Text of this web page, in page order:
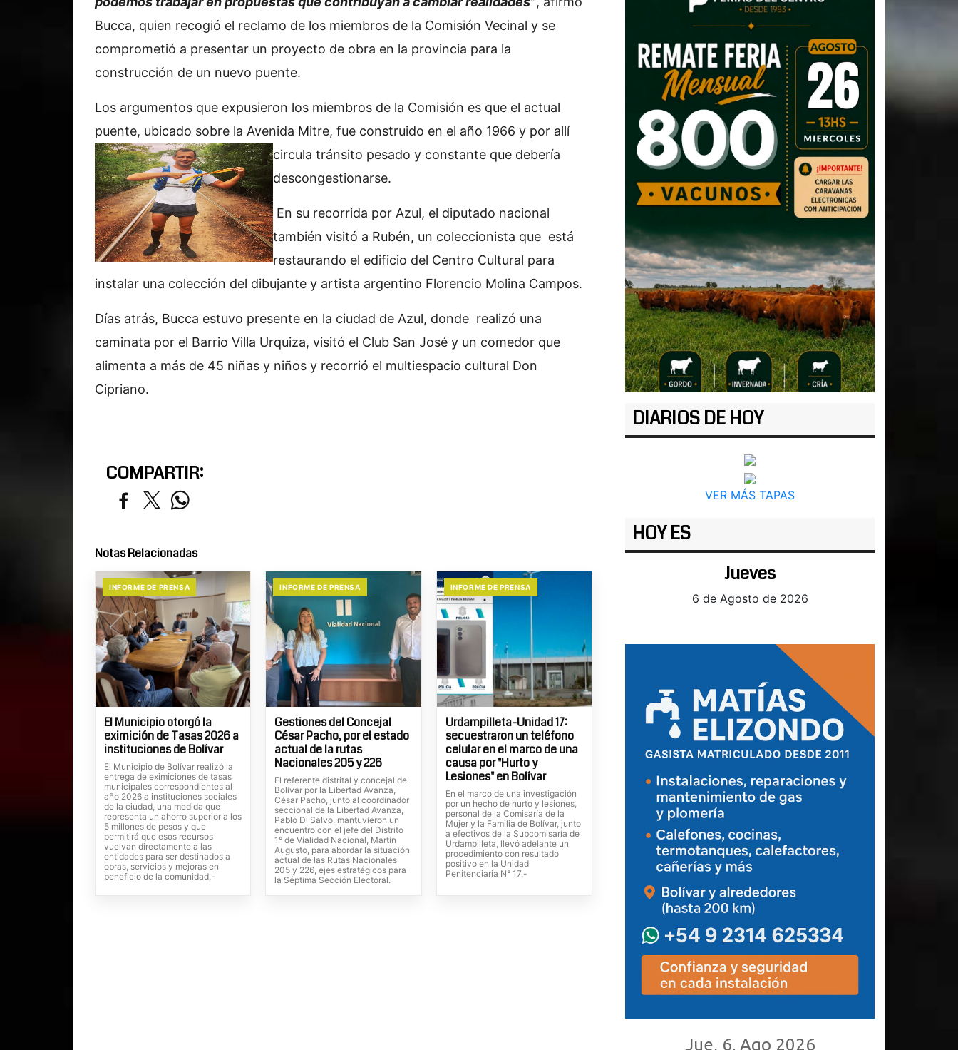
Bucca, quien recogió el reclamo de los miembros de la Comisión Vecinal y se
comprometió a presentar un proyecto de obra en la provincia para la
construcción de un nuevo puente.
Los argumentos que expusieron los miembros de la Comisión es que el actual
puente, ubicado sobre la Avenida Mitre, fue construido en el año 1966 y por allí
circula tránsito pesado y constante que debería
descongestionarse.
En su recorrida por Azul, el diputado nacional
también visitó a Rubén, un coleccionista que está
restaurando el edificio del Centro Cultural para
instalar una colección del dibujante y artista argentino Florencio Molina Campos.
Días atrás, Bucca estuvo presente en la ciudad de Azul, donde realizó una
caminata por el Barrio Villa Urquiza, visitó el Club San José y un comedor que
alimenta a más de 45 niñas y niños y recorrió el multiespacio cultural Don
Cipriano.
COMPARTIR:
Notas Relacionadas
INFORME DE PRENSA
El Municipio otorgó la
eximición de Tasas 2026 a
instituciones de Bolívar
El Municipio de Bolívar realizó la
entrega de eximiciones de tasas
municipales correspondientes al
año 2026 a instituciones sociales
de la ciudad, una medida que
representa un ahorro superior a los
5 millones de pesos y que
permitirá que esos recursos
vuelvan directamente a las
entidades para ser destinados a
obras, servicios y mejoras en
beneficio de la comunidad.-
INFORME DE PRENSA
Gestiones del Concejal
César Pacho, por el estado
actual de la rutas
Nacionales 205 y 226
El referente distrital y concejal de
Bolívar por la Libertad Avanza,
César Pacho, junto al coordinador
seccional de la Libertad Avanza,
Pablo Di Salvo, mantuvieron un
encuentro con el jefe del Distrito
1° de Vialidad Nacional, Martín
Augusto, para abordar la situación
actual de las Rutas Nacionales
205 y 226, ejes estratégicos para
la Séptima Sección Electoral.
INFORME DE PRENSA
Urdampilleta-Unidad 17:
secuestraron un teléfono
celular en el marco de una
causa por "Hurto y
Lesiones" en Bolívar
En el marco de una investigación
por un hecho de hurto y lesiones,
personal de la Comisaría de la
Mujer y la Familia de Bolívar, junto
a efectivos de la Subcomisaría de
Urdampilleta, llevó adelante un
procedimiento con resultado
positivo en la Unidad
Penitenciaria N° 17.-
DIARIOS DE HOY
VER MÁS TAPAS
HOY ES
Jueves
6 de Agosto de 2026